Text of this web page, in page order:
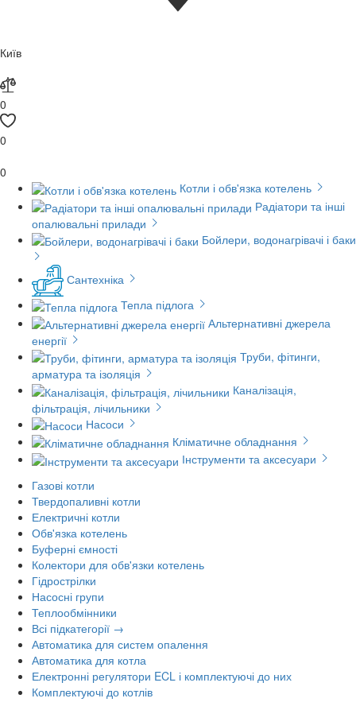
Київ
0
0
0
Котли і обв'язка котелень
Радіатори та інші
опалювальні прилади
Бойлери, водонагрівачі і баки
Сантехніка
Тепла підлога
Альтернативні джерела
енергії
Труби, фітинги,
арматура та ізоляція
Каналізація,
фільтрація, лічильники
Насоси
Кліматичне обладнання
Інструменти та аксесуари
Газові котли
Твердопаливні котли
Електричні котли
Обв'язка котелень
Буферні ємності
Колектори для обв'язки котелень
Гідрострілки
Насосні групи
Теплообмінники
Всі підкатегорії →
Автоматика для систем опалення
Автоматика для котла
Електронні регулятори ECL і комплектуючі до них
Комплектуючі до котлів